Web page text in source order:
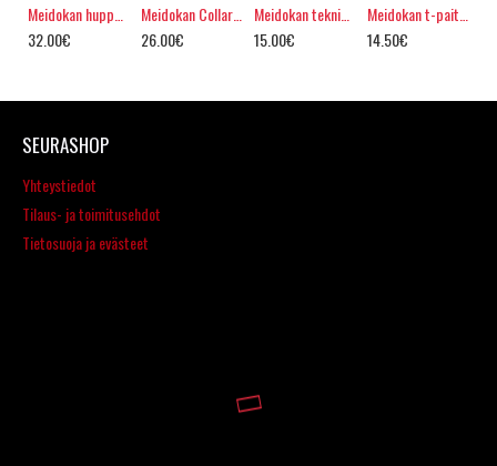
32.00€
Meidokan Collarihousu
26.00€
Meidokan tekninen paita
15.00€
14.50€
SEURASHOP
Yhteystiedot
Tilaus- ja toimitusehdot
Tietosuoja ja evästeet